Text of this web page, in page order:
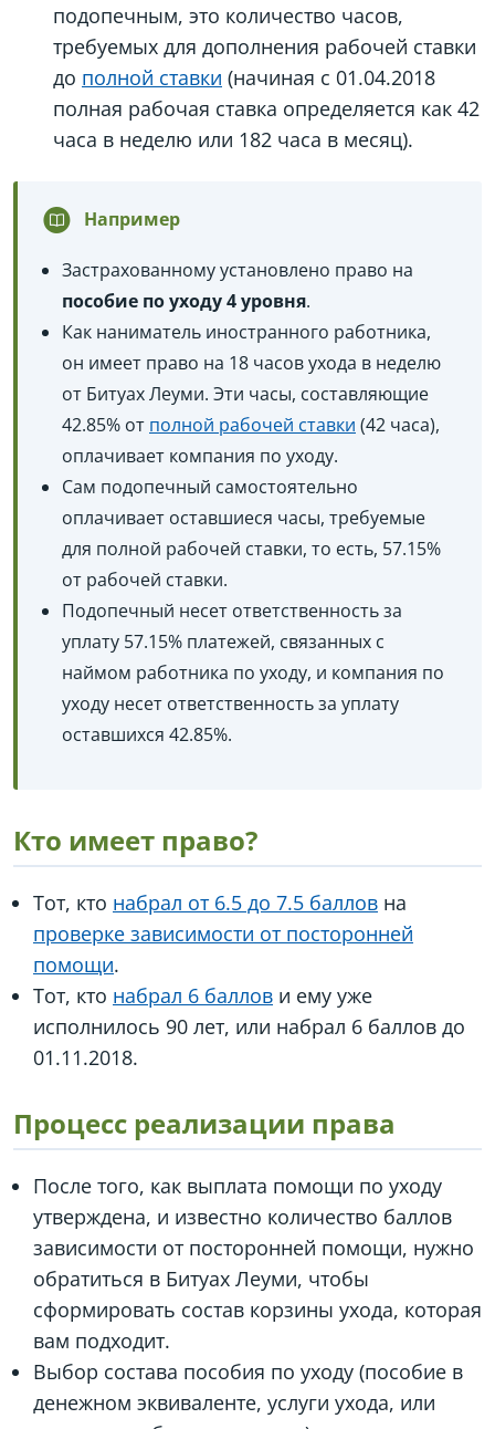
подопечным, это количество часов,
требуемых для дополнения рабочей ставки
до полной ставки (начиная с 01.04.2018
полная рабочая ставка определяется как 42
часа в неделю или 182 часа в месяц).
Например
Застрахованному установлено право на
пособие по уходу 4 уровня.
Как наниматель иностранного работника,
он имеет право на 18 часов ухода в неделю
от Битуах Леуми. Эти часы, составляющие
42.85% от полной рабочей ставки (42 часа),
оплачивает компания по уходу.
Сам подопечный самостоятельно
оплачивает оставшиеся часы, требуемые
для полной рабочей ставки, то есть, 57.15%
от рабочей ставки.
Подопечный несет ответственность за
уплату 57.15% платежей, связанных с
наймом работника по уходу, и компания по
уходу несет ответственность за уплату
оставшихся 42.85%.
Кто имеет право?
Тот, кто набрал от 6.5 до 7.5 баллов на
проверке зависимости от посторонней
помощи.
Тот, кто набрал 6 баллов и ему уже
исполнилось 90 лет, или набрал 6 баллов до
01.11.2018.
Процесс реализации права
После того, как выплата помощи по уходу
утверждена, и известно количество баллов
зависимости от посторонней помощи, нужно
обратиться в Битуах Леуми, чтобы
сформировать состав корзины ухода, которая
вам подходит.
Выбор состава пособия по уходу (пособие в
денежном эквиваленте, услуги ухода, или